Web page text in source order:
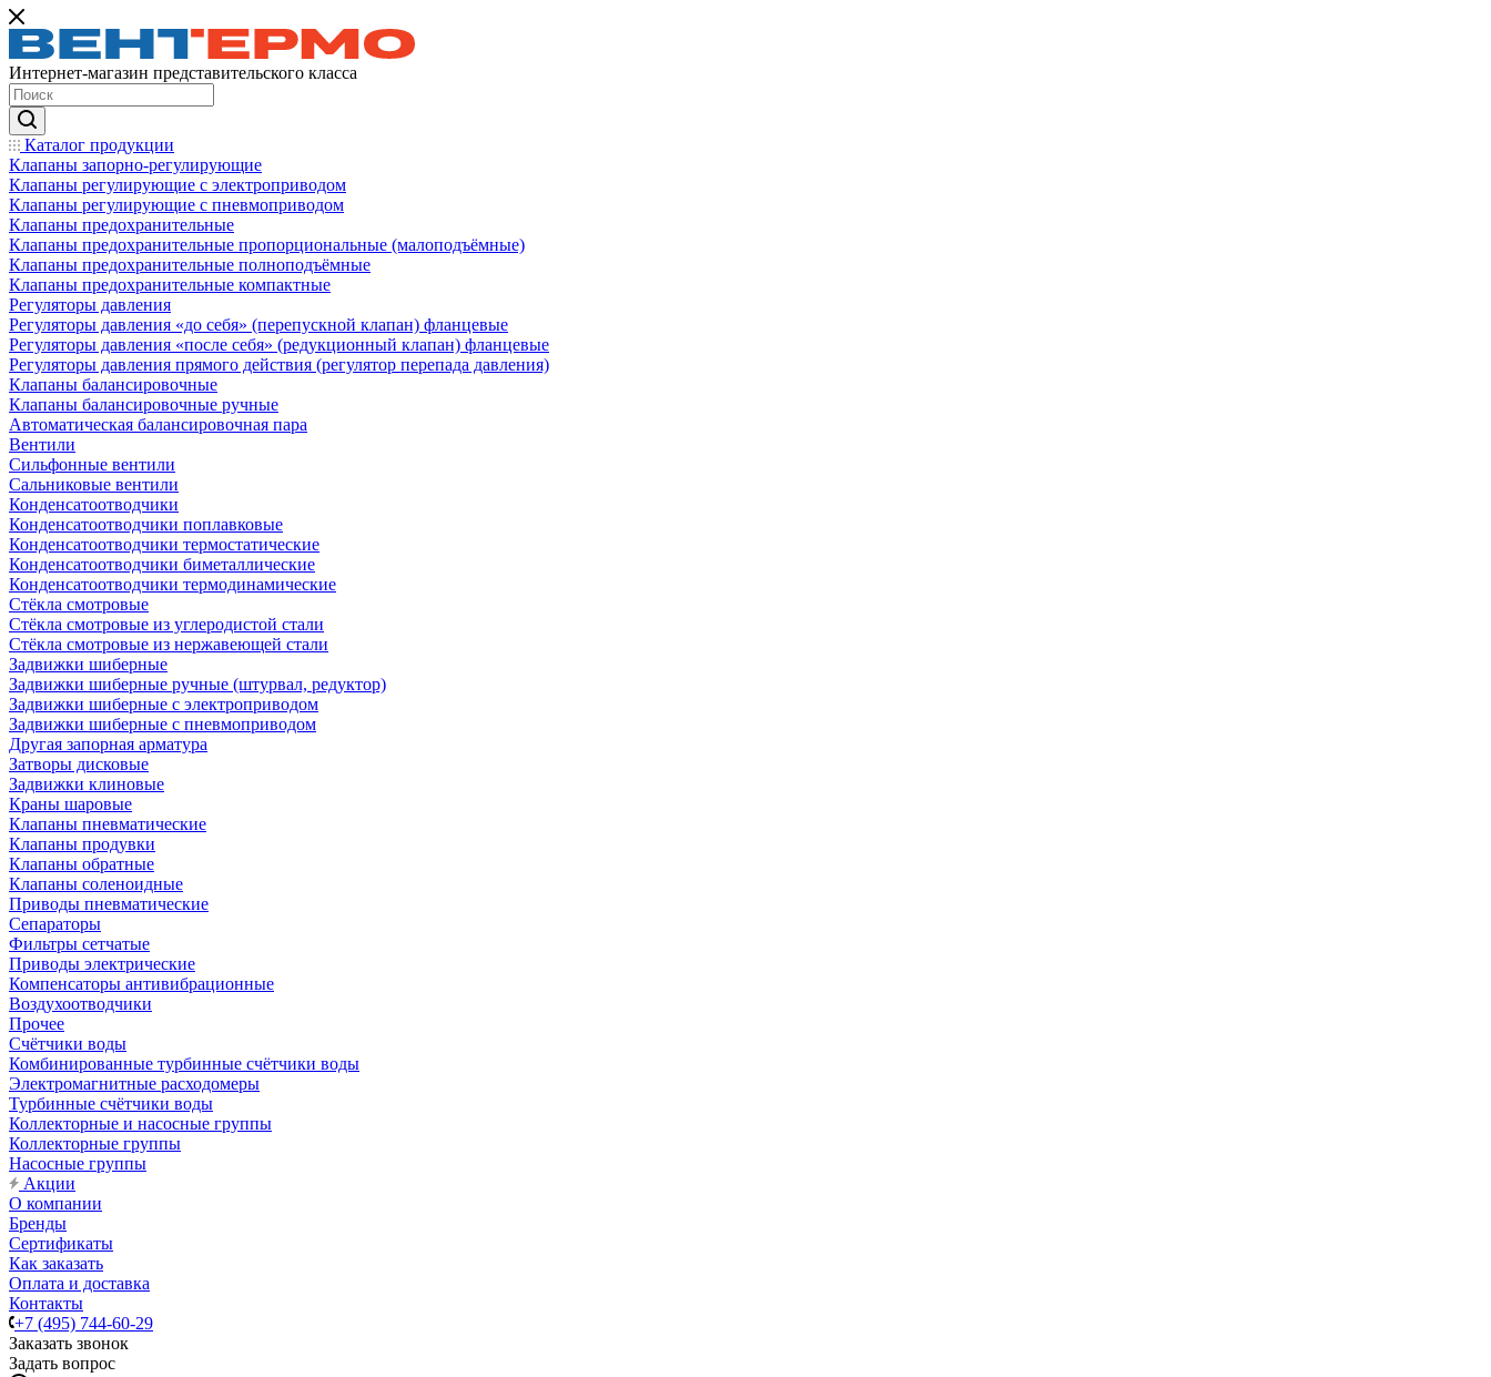
Интернет-магазин представительского класса
Каталог продукции
Клапаны запорно-регулирующие
Клапаны регулирующие с электроприводом
Клапаны регулирующие с пневмоприводом
Клапаны предохранительные
Клапаны предохранительные пропорциональные (малоподъёмные)
Клапаны предохранительные полноподъёмные
Клапаны предохранительные компактные
Регуляторы давления
Регуляторы давления «до себя» (перепускной клапан) фланцевые
Регуляторы давления «после себя» (редукционный клапан) фланцевые
Регуляторы давления прямого действия (регулятор перепада давления)
Клапаны балансировочные
Клапаны балансировочные ручные
Автоматическая балансировочная пара
Вентили
Сильфонные вентили
Сальниковые вентили
Конденсатоотводчики
Конденсатоотводчики поплавковые
Конденсатоотводчики термостатические
Конденсатоотводчики биметаллические
Конденсатоотводчики термодинамические
Стёкла смотровые
Стёкла смотровые из углеродистой стали
Стёкла смотровые из нержавеющей стали
Задвижки шиберные
Задвижки шиберные ручные (штурвал, редуктор)
Задвижки шиберные с электроприводом
Задвижки шиберные с пневмоприводом
Другая запорная арматура
Затворы дисковые
Задвижки клиновые
Краны шаровые
Клапаны пневматические
Клапаны продувки
Клапаны обратные
Клапаны соленоидные
Приводы пневматические
Сепараторы
Фильтры сетчатые
Приводы электрические
Компенсаторы антивибрационные
Воздухоотводчики
Прочее
Счётчики воды
Комбинированные турбинные счётчики воды
Электромагнитные расходомеры
Турбинные счётчики воды
Коллекторные и насосные группы
Коллекторные группы
Насосные группы
Акции
О компании
Бренды
Сертификаты
Как заказать
Оплата и доставка
Контакты
+7 (495) 744-60-29
Заказать звонок
Задать вопрос